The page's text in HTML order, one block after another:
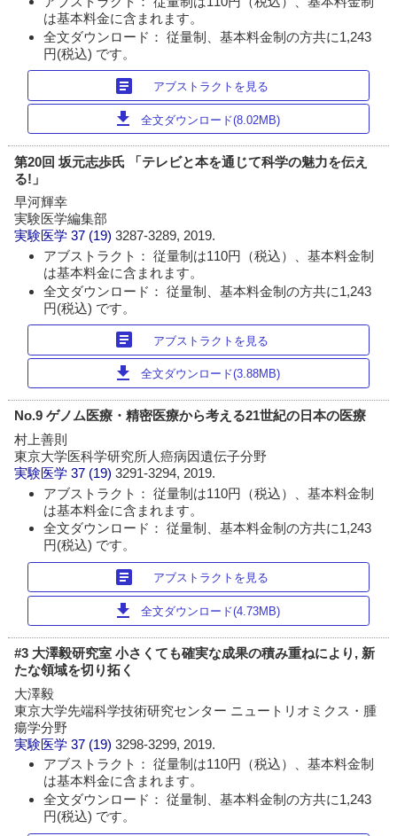
は基本料金に含まれます。
全文ダウンロード： 従量制、基本料金制の方共に1,243
円(税込) です。
article アブストラクトを見る
download 全文ダウンロード(8.02MB)
第20回 坂元志歩氏 「テレビと本を通じて科学の魅力を伝え
る!」
早河輝幸
実験医学編集部
実験医学 37 (19)3287-3289, 2019.
アブストラクト： 従量制は110円（税込）、基本料金制
は基本料金に含まれます。
全文ダウンロード： 従量制、基本料金制の方共に1,243
円(税込) です。
article アブストラクトを見る
download 全文ダウンロード(3.88MB)
No.9 ゲノム医療・精密医療から考える21世紀の日本の医療
村上善則
東京大学医科学研究所人癌病因遺伝子分野
実験医学 37 (19)3291-3294, 2019.
アブストラクト： 従量制は110円（税込）、基本料金制
は基本料金に含まれます。
全文ダウンロード： 従量制、基本料金制の方共に1,243
円(税込) です。
article アブストラクトを見る
download 全文ダウンロード(4.73MB)
#3 大澤毅研究室 小さくても確実な成果の積み重ねにより, 新
たな領域を切り拓く
大澤毅
東京大学先端科学技術研究センター ニュートリオミクス・腫
瘍学分野
実験医学 37 (19)3298-3299, 2019.
アブストラクト： 従量制は110円（税込）、基本料金制
は基本料金に含まれます。
全文ダウンロード： 従量制、基本料金制の方共に1,243
円(税込) です。